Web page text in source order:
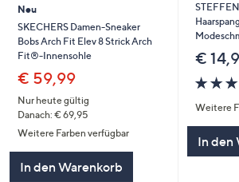
Neu
SKECHERS Damen-Sneaker
Bobs Arch Fit Elev 8 Strick Arch
Fit®-Innensohle
€ 59,99
Nur heute gültig
Danach: € 69,95
Weitere Farben verfügbar
In den Warenkorb
€
Weitere
In den